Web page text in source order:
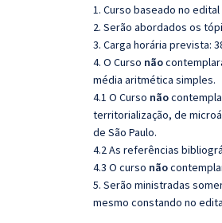
1. Curso baseado no
2. Serão abordados os
3. Carga horária prevista:
4. O Curso não
média aritmética simples.
4.1 O Curso não
territorialização, de
de São Paulo.
4.2 As referências
4.3 O curso não
5. Serão ministradas
mesmo constando no